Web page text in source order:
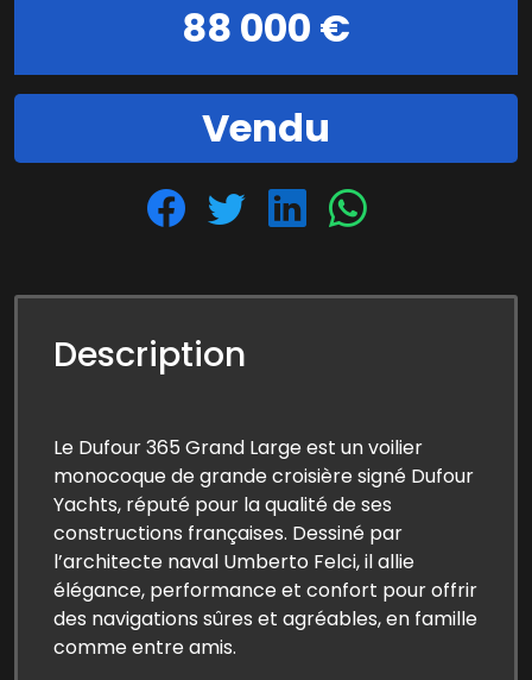
88 000 €
Vendu
Description
Le Dufour 365 Grand Large est un voilier
monocoque de grande croisière signé Dufour
Yachts, réputé pour la qualité de ses
constructions françaises. Dessiné par
l’architecte naval Umberto Felci, il allie
élégance, performance et confort pour offrir
des navigations sûres et agréables, en famille
comme entre amis.